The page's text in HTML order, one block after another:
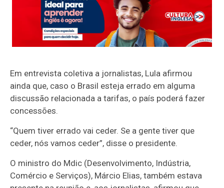
Em entrevista coletiva a jornalistas, Lula afirmou
ainda que, caso o Brasil esteja errado em alguma
discussão relacionada a tarifas, o país poderá fazer
concessões.
“Quem tiver errado vai ceder. Se a gente tiver que
ceder, nós vamos ceder”, disse o presidente.
O ministro do Mdic (Desenvolvimento, Indústria,
Comércio e Serviços), Márcio Elias, também estava